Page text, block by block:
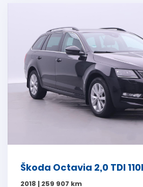
Škoda Octavia 2,0 TDI
2018 | 259 907 km